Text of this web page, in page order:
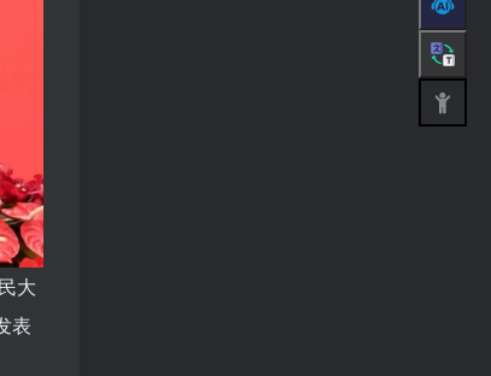
大
表